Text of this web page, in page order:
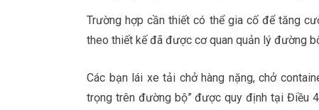
Trường hợp cần thiết có thể gia cố để tăng
theo thiết kế đã được cơ quan quản lý đường
Các bạn lái xe tải chở hàng nặng, chở
trọng trên đường bộ” được quy định tại Điều